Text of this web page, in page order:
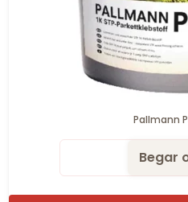
Pallmann
Begar